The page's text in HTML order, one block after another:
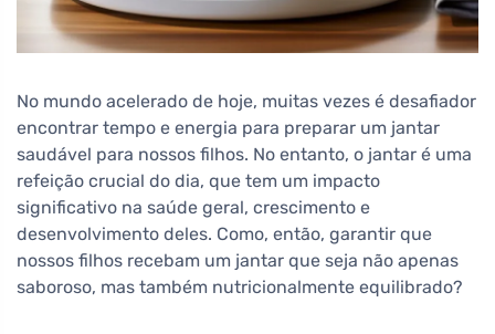
No mundo acelerado de hoje, muitas vezes é desafiador
encontrar tempo e energia para preparar um jantar
saudável para nossos filhos. No entanto, o jantar é uma
refeição crucial do dia, que tem um impacto
significativo na saúde geral, crescimento e
desenvolvimento deles. Como, então, garantir que
nossos filhos recebam um jantar que seja não apenas
saboroso, mas também nutricionalmente equilibrado?